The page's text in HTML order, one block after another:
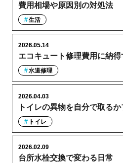
費用相場や原因別の対処法
生活
エコキュート修理費用に納
2026.05.14
水道修理
トイレの異物を自分で取る
2026.04.03
トイレ
台所水栓交換で変わる日常
2026.02.09